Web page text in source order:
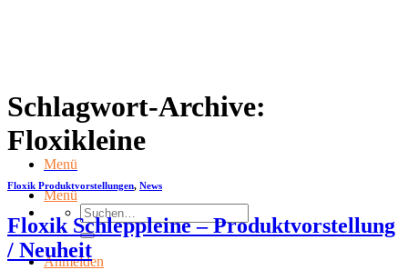
Menü
Menü
Suchen
nach:
Anmelden
Schlagwort-Archive:
Floxikleine
Floxik Produktvorstellungen, News
Floxik Schleppleine – Produktvorstellung
/ Neuheit